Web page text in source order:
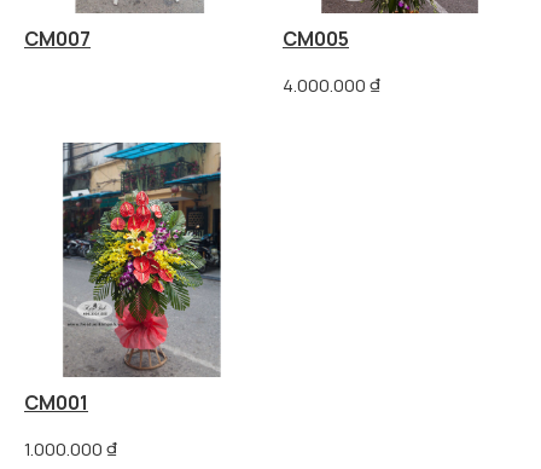
CM007 CM005
4.000.000₫
CM001
1.000.000₫